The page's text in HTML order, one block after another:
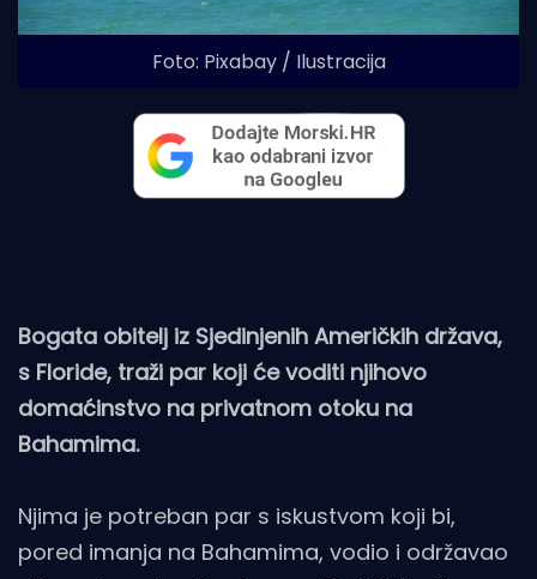
Foto: Pixabay / Ilustracija
Bogata obitelj iz Sjedinjenih Američkih država,
s Floride, traži par koji će voditi njihovo
domaćinstvo na privatnom otoku na
Bahamima.
Njima je potreban par s iskustvom koji bi,
pored imanja na Bahamima, vodio i održavao